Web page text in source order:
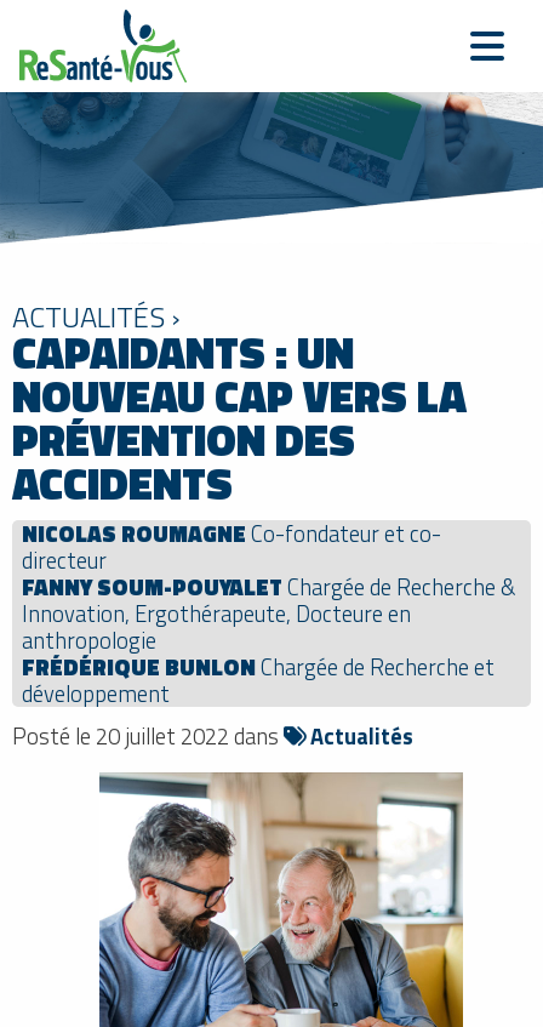
ACTUALITÉS ›
CAPAIDANTS : UN
NOUVEAU CAP VERS LA
PRÉVENTION DES
ACCIDENTS
NICOLAS ROUMAGNECo-fondateur et co-
directeur
FANNY SOUM-POUYALETChargée de Recherche &
Innovation, Ergothérapeute, Docteure en
anthropologie
FRÉDÉRIQUE BUNLONChargée de Recherche et
développement
Posté le 20 juillet 2022 dans
Actualités